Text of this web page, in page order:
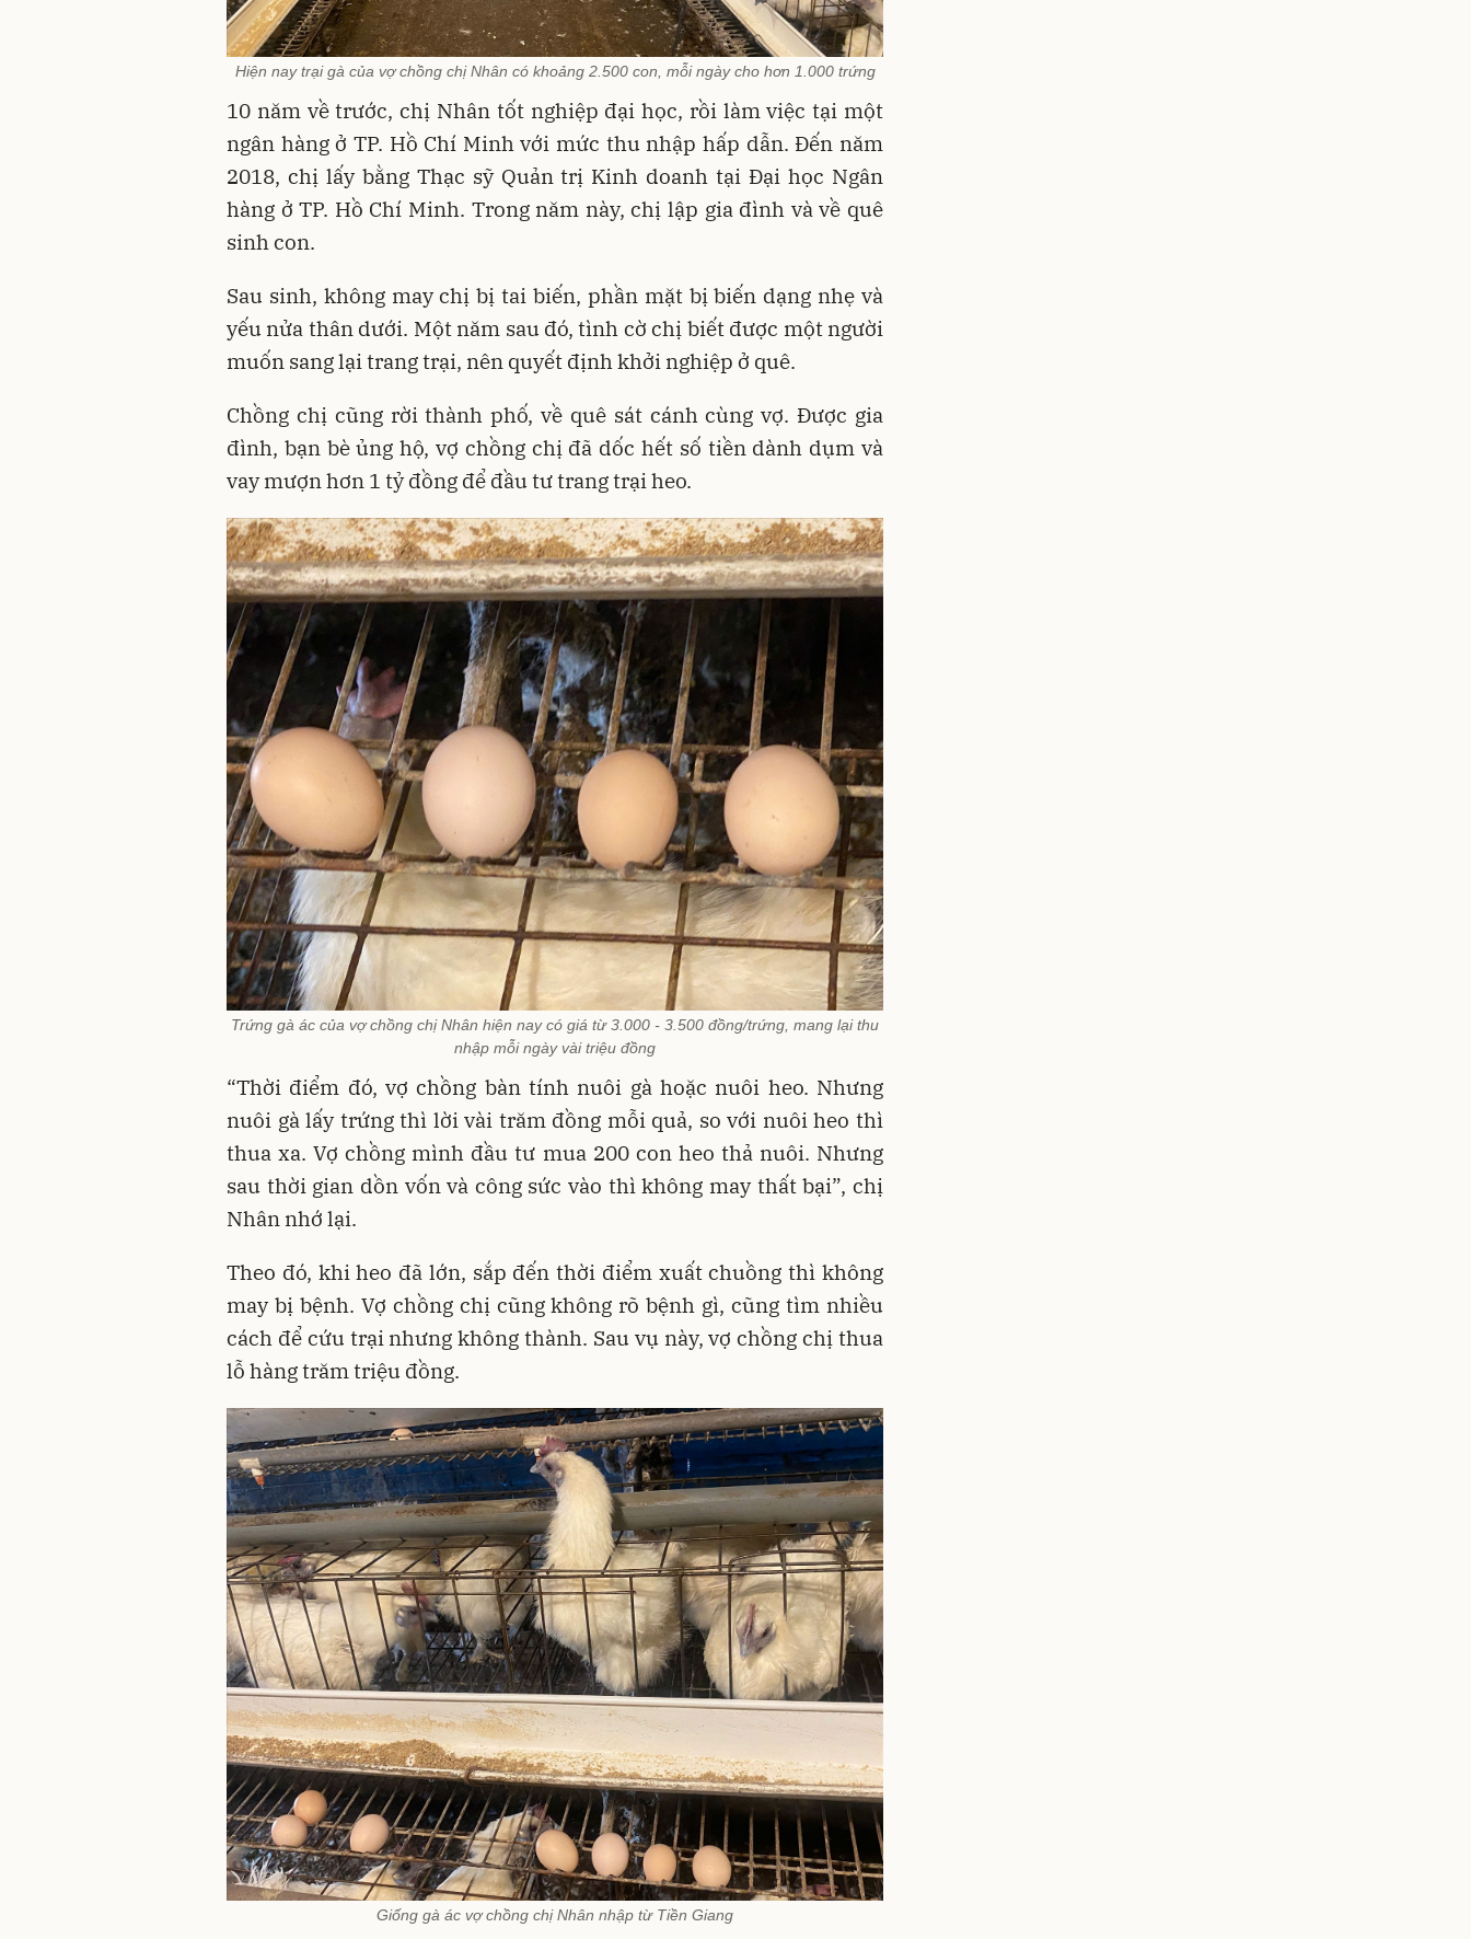
Hiện nay trại gà của vợ chồng chị Nhân có khoảng 2.500 con, mỗi ngày cho hơn 1.000 trứng
10 năm về trước, chị Nhân tốt nghiệp đại học, rồi làm việc tại một
ngân hàng ở TP. Hồ Chí Minh với mức thu nhập hấp dẫn. Đến năm
2018, chị lấy bằng Thạc sỹ Quản trị Kinh doanh tại Đại học Ngân
hàng ở TP. Hồ Chí Minh. Trong năm này, chị lập gia đình và về quê
sinh con.
Sau sinh, không may chị bị tai biến, phần mặt bị biến dạng nhẹ và
yếu nửa thân dưới. Một năm sau đó, tình cờ chị biết được một người
muốn sang lại trang trại, nên quyết định khởi nghiệp ở quê.
Chồng chị cũng rời thành phố, về quê sát cánh cùng vợ. Được gia
đình, bạn bè ủng hộ, vợ chồng chị đã dốc hết số tiền dành dụm và
vay mượn hơn 1 tỷ đồng để đầu tư trang trại heo.
Trứng gà ác của vợ chồng chị Nhân hiện nay có giá từ 3.000 - 3.500 đồng/trứng, mang lại thu
nhập mỗi ngày vài triệu đồng
“Thời điểm đó, vợ chồng bàn tính nuôi gà hoặc nuôi heo. Nhưng
nuôi gà lấy trứng thì lời vài trăm đồng mỗi quả, so với nuôi heo thì
thua xa. Vợ chồng mình đầu tư mua 200 con heo thả nuôi. Nhưng
sau thời gian dồn vốn và công sức vào thì không may thất bại”, chị
Nhân nhớ lại.
Theo đó, khi heo đã lớn, sắp đến thời điểm xuất chuồng thì không
may bị bệnh. Vợ chồng chị cũng không rõ bệnh gì, cũng tìm nhiều
cách để cứu trại nhưng không thành. Sau vụ này, vợ chồng chị thua
lỗ hàng trăm triệu đồng.
Giống gà ác vợ chồng chị Nhân nhập từ Tiền Giang